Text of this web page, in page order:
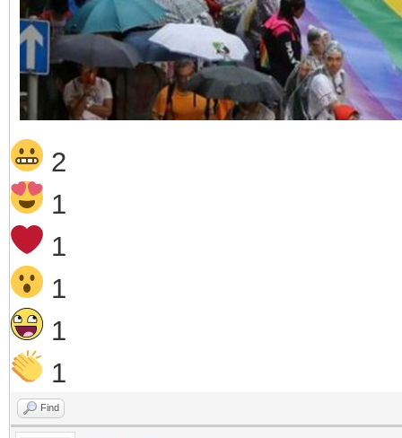
2
1
1
1
1
1
Find